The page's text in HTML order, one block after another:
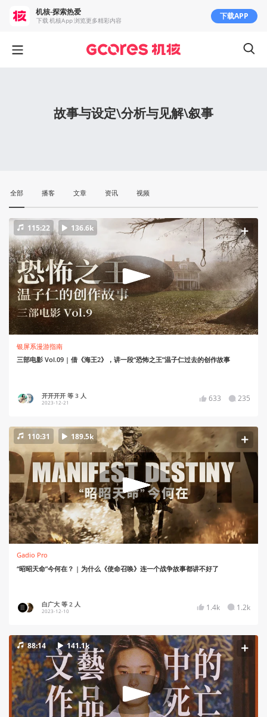
故事与设定\分析与见解\叙事
全部 播客 文章 资讯 视频
115:22 136.6k
银屏系漫游指南
三部电影 Vol.09 | 借《海王2》，讲一段“恐怖之王”温子仁过去的创作故事
开开开开 等 3 人
2023-12-21 633 235
110:31 189.5k
Gadio Pro
“昭昭天命”今何在？ | 为什么《使命召唤》连一个战争故事都讲不好了
白广大 等 2 人
2023-12-10 1.4k 1.2k
88:14 141.1k
机核-探索热爱
下载 机核App 浏览更多精彩内容 下载APP